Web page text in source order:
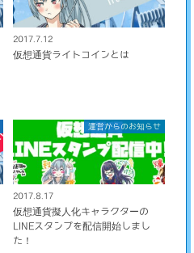
2017.7.12
仮想通貨ライトコインとは
運営からのお知らせ
2017.8.17
仮想通貨擬人化キャラクターの
LINEスタンプを配信開始しまし
た！